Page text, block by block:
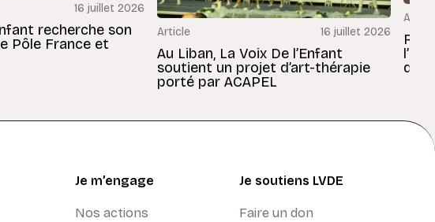
16 juillet 2026
recherche son
Pôle France et
Article 16 juillet 2026
Au Liban, La Voix De l’Enfant
soutient un projet d’art-thérapie
porté par ACAPEL
Je m’engage
Nos actions
Je soutiens LVDE
Faire un don